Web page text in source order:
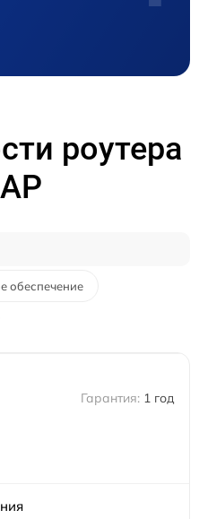
роутера
обеспечение
1 год